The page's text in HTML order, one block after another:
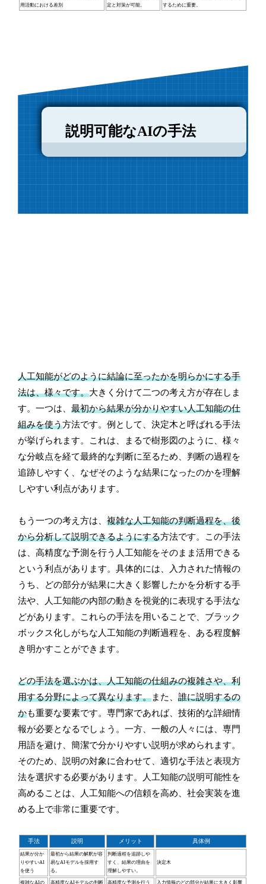
用活動における差別
定と対策が可能。
するために重要。
説明可能なAIの手法
人工知能がどのように結論に至ったかを明らかにする手
法は、様々です。大きく分けて二つの考え方が存在しま
す。一つは、最初から結果が分かりやすい人工知能の仕
組みを使う方法です。例として、決定木と呼ばれる手法
が挙げられます。これは、まるで樹形図のように、様々
な分岐点を経て最終的な判断に至るため、判断の過程を
追跡しやすく、なぜそのような結果になったのかを理解
しやすい利点があります。
もう一つの考え方は、複雑な人工知能の判断過程を、後
から分析して説明できるようにする方法です。この手法
は、高精度な予測を行う人工知能をそのまま活用できる
という利点があります。具体的には、入力された情報の
うち、どの部分が結果に大きく影響したかを分析する手
法や、人工知能の内部の動きを視覚的に表現する手法な
どがあります。これらの手法を用いることで、ブラック
ボックス化しがちな人工知能の判断過程を、ある程度解
き明かすことができます。
どの手法を選ぶかは、人工知能の仕組みの複雑さや、利
用する分野によって異なります。また、誰に説明するの
かも重要な要素です。専門家であれば、技術的な詳細情
報が必要となるでしょう。一方、一般の人々には、専門
用語を避け、簡潔で分かりやすい説明が求められます。
そのため、説明の対象に合わせて、適切な手法と表現方
法を選択する必要があります。人工知能の説明可能性を
高めることは、人工知能への信頼を高め、社会実装を進
める上で非常に重要です。
手法 説明 メリット 具体例
結果が分か
りやすいAI
を使う
最初から結果の解釈が容
易なAIモデルを採用す
る。
判断過程を追跡しや
すく、結果の理由を
理解しやすい。
決定木
複雑なAIの 高精度なAIモデルの判断 高精度な予測を行う 入力情報のどの部分が結果に大きく影響